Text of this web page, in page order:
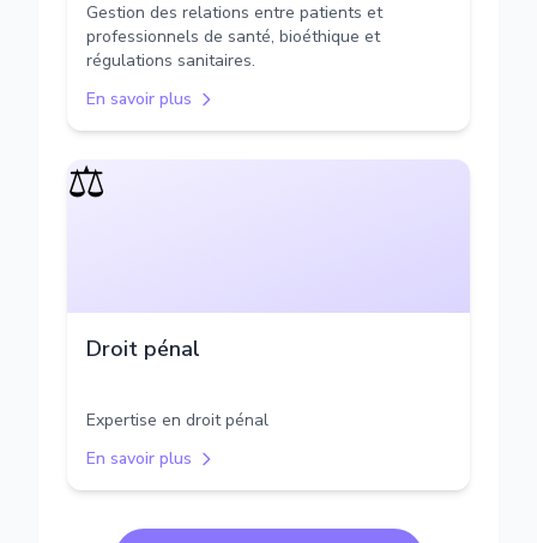
Gestion des relations entre patients et
professionnels de santé, bioéthique et
régulations sanitaires.
En savoir plus
⚖️
Droit pénal
Expertise en droit pénal
En savoir plus